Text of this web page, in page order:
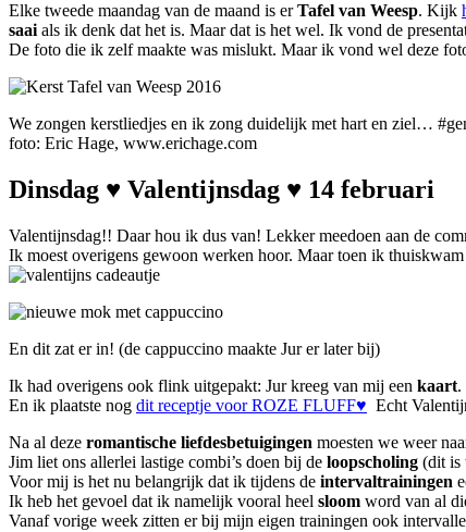
Elke tweede maandag van de maand is erTafel van Weesp. Kijk
saai als ik denk dat het is. Maar dat is het wel. Ik vond de
De foto die ik zelf maakte was mislukt. Maar ik vond wel deze
We zongen kerstliedjes en ik zong duidelijk met hart en ziel…
foto: Eric Hage, www.erichage.com
Dinsdag ♥ Valentijnsdag ♥ 14 februari
Valentijnsdag!! Daar hou ik dus van! Lekker meedoen aan de
Ik moest overigens gewoon werken hoor. Maar toen ik
En dit zat er in! (de cappuccino maakte Jur er later bij)
Ik had overigens ook flink uitgepakt: Jur kreeg van mij een kaart.
En ik plaatste nog dit receptje voor ROZE FLUFF♥ Echt
Na al deze romantische liefdesbetuigingen moesten we weer
Jim liet ons allerlei lastige combi’s doen bij de loopscholing (dit is
Voor mij is het nu belangrijk dat ik tijdens de intervaltrainingen
Ik heb het gevoel dat ik namelijk vooral heel sloom word van al
Vanaf vorige week zitten er bij mijn eigen trainingen ook